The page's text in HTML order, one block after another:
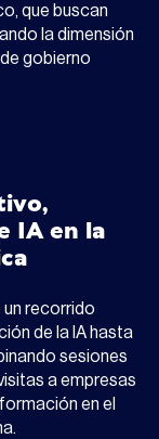
que buscan
la dimensión
gobierno
IA en la
un recorrido
de la IA hasta
sesiones
a empresas
en el